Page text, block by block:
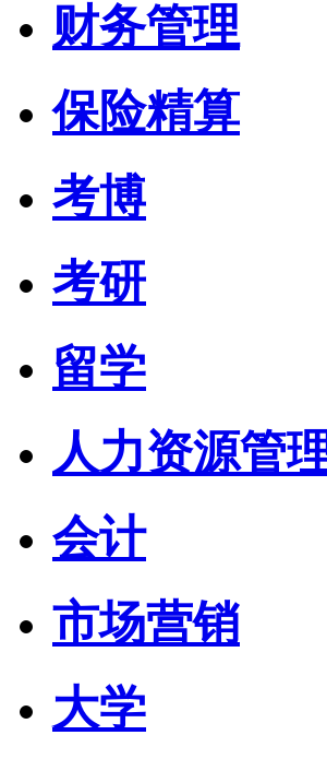
财务管理
保险精算
考博
考研
留学
人力资源管
会计
市场营销
大学